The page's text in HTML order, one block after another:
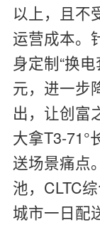
以上，且不
运营成本。
身定制“换
元，进一步
出，让创富
大拿T3-71°
送场景痛点
池，CLTC
城市一日配